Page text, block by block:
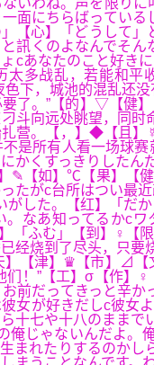
いわね。声を限り
面にちらばってい
【心】「どうして
訊くのよなんでそ
cあなたのこと好
太多战乱，若能和平
，城池的混乱还没
要了。”【的】▽【
斗向远处眺望，同
扎营。【，】◆【且
是所有人看一场球
かくすっきりした
✎【如】℃【果】【
たがc台所はつい最
がした。【红】「だ
なあ知ってるかc
「ふむ」【到】♀
经烧到了尽头，只
【津】♛【市】⊿
们！”【工】σ【作
前だってきっと辛
女が好きだしc彼女
十七や十八のまま
俺じゃないんだよ。
まれたりするのかし